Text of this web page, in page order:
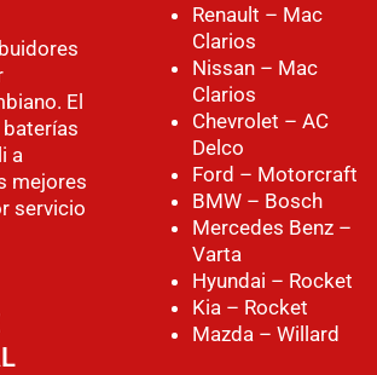
El
a
mejores
servicio
Renault – Mac
Clarios
Nissan – Mac
Clarios
Chevrolet – AC
Delco
Ford – Motorcraft
BMW – Bosch
Mercedes Benz –
Varta
Hyundai – Rocket
Kia – Rocket
Mazda – Willard